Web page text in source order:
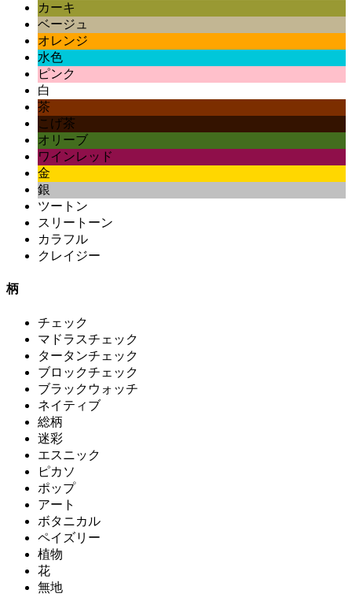
カーキ
ベージュ
オレンジ
水色
ピンク
白
茶
こげ茶
オリーブ
ワインレッド
金
銀
ツートン
スリートーン
カラフル
クレイジー
柄
チェック
マドラスチェック
タータンチェック
ブロックチェック
ブラックウォッチ
ネイティブ
総柄
迷彩
エスニック
ピカソ
ポップ
アート
ボタニカル
ペイズリー
植物
花
無地